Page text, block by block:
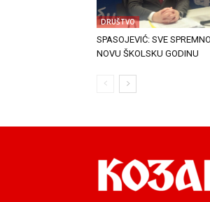
DRUŠTVO
SPASOJEVIĆ: SVE
NOVU ŠKOLSKU GODINU